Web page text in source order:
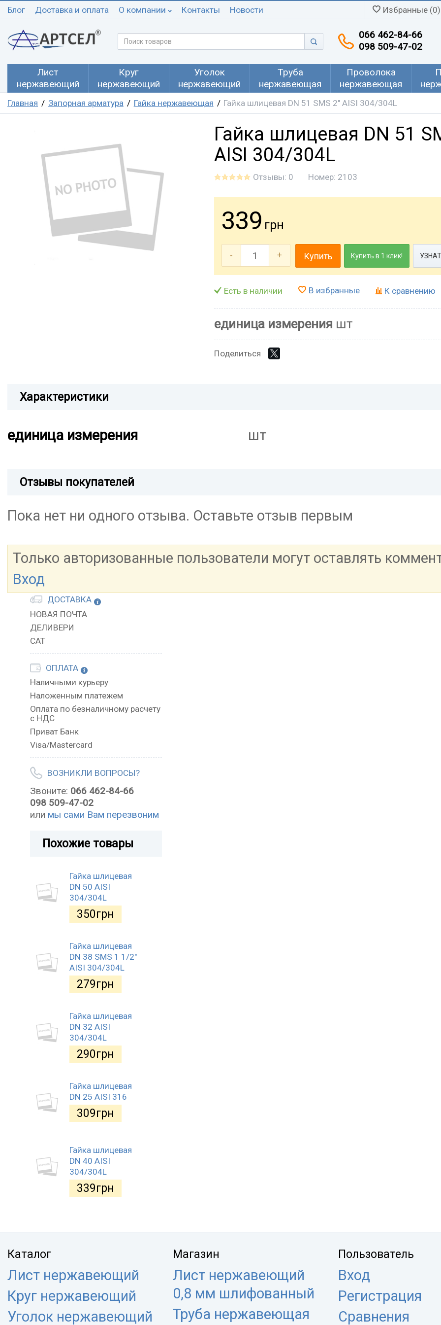
Блог Доставка и оплата О компании Контакты Новости Избранные (0)
066 462-84-66
098 509-47-02
Лист
нержавеющий
Круг
нержавеющий
Уголок
нержавеющий
Труба
нержавеющая
Проволока
нержавеющая
Главная Запорная арматура Гайка нержавеющая Гайка шлицевая DN 51 SMS 2" AISI 304/304L
Гайка шлицевая DN 51
AISI 304/304L
Отзывы: 0 Номер: 2103
339 грн
- + Купить Купить в 1 клик!
Есть в наличии В избранные К сравнению
единица измерения шт
Поделиться
Характеристики
единица измерения шт
Отзывы покупателей
Пока нет ни одного отзыва. Оставьте отзыв первым
Только авторизованные пользователи могут оставлять
Вход
ДОСТАВКА
НОВАЯ ПОЧТА
ДЕЛИВЕРИ
САТ
ОПЛАТА
Наличными курьеру
Наложенным платежем
Оплата по безналичному расчету
с НДС
Приват Банк
Visa/Mastercard
ВОЗНИКЛИ ВОПРОСЫ?
Звоните: 066 462-84-66
098 509-47-02
или мы сами Вам перезвоним
Похожие товары
Гайка шлицевая
DN 50 AISI
304/304L
350грн
Гайка шлицевая
DN 38 SMS 1 1/2"
AISI 304/304L
279грн
Гайка шлицевая
DN 32 AISI
304/304L
290грн
Гайка шлицевая
DN 25 AISI 316
309грн
Гайка шлицевая
DN 40 AISI
304/304L
339грн
Каталог
Лист нержавеющий
Круг нержавеющий
Уголок нержавеющий
Магазин
Лист нержавеющий
0,8 мм шлифованный
Труба нержавеющая
Пользователь
Вход
Регистрация
Сравнения